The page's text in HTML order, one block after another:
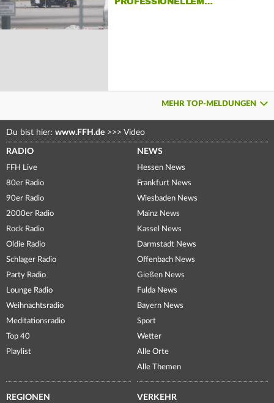
MEHR TOP-MELDUNGEN
Du bist hier: www.FFH.de >>> Video
RADIO
FFH Live
80er Radio
90er Radio
2000er Radio
Rock Radio
Oldie Radio
Schlager Radio
Party Radio
Lounge Radio
Weihnachtsradio
Meditationsradio
Top 40
Playlist
NEWS
Hessen News
Frankfurt News
Wiesbaden News
Mainz News
Kassel News
Darmstadt News
Offenbach News
Gießen News
Fulda News
Bayern News
Sport
Wetter
Alle Orte
Alle Themen
REGIONEN VERKEHR